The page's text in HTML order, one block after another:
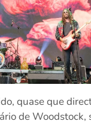
quase que
de Woodstock,